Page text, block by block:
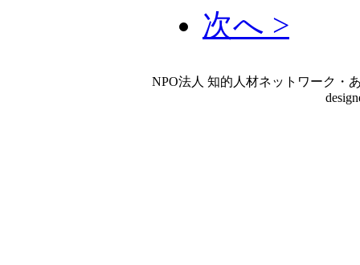
次へ >
NPO法人 知的人材ネットワーク・